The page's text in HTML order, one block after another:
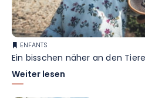
ENFANTS
Ein bisschen näher an den
Weiter lesen